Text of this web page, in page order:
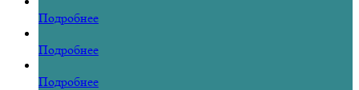
Подробнее
Подробнее
Подробнее